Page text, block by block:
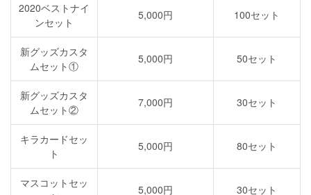
2020ベストナイ
ンセット
5,000円 100セット
新グッズカスタ
ムセット①
5,000円 50セット
新グッズカスタ
ムセット②
7,000円 30セット
キラカードセッ
ト
5,000円 80セット
マスコットセッ
5,000円 30セット